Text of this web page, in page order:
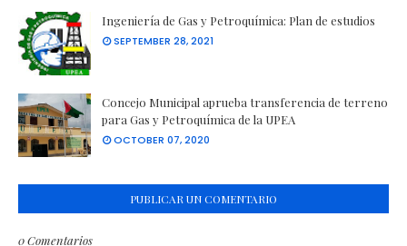
Ingeniería de Gas y Petroquímica: Plan de estudios
SEPTEMBER 28, 2021
Concejo Municipal aprueba transferencia de terreno
para Gas y Petroquímica de la UPEA
OCTOBER 07, 2020
PUBLICAR UN COMENTARIO
0 Comentarios